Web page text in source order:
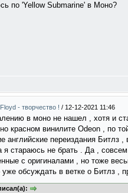
по 'Yellow Submarine' в Моно?
- творчество ! / 12-12-2021 11:46
в моно не нашел , хотя и
красном винилите Odeon , по
английские переиздания Битлз
я стараюсь не брать . Да ,
с оригиналами , но тоже
уже обсуждать в ветке о Битлз ,